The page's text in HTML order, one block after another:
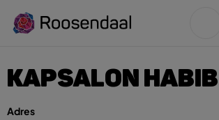
KAPSALON HABIB
Adres